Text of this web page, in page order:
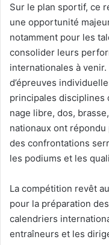
Sur le plan sportif, ce
une opportunité
notamment pour les
consolider leurs
internationales à
d’épreuves
principales disciplines
nage libre, dos,
nationaux ont
des confrontations
les podiums et les
La compétition revêt
pour la préparation
calendriers
entraîneurs et les